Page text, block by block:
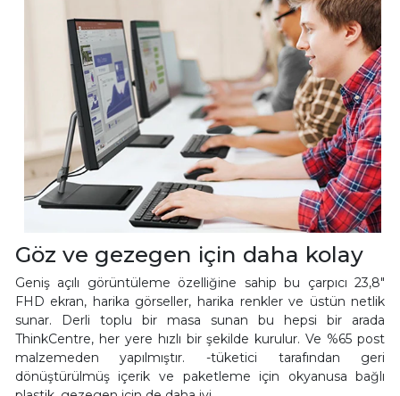
Göz ve gezegen için daha kolay
Geniş açılı görüntüleme özelliğine sahip bu çarpıcı 23,8"
FHD ekran, harika görseller, harika renkler ve üstün netlik
sunar. Derli toplu bir masa sunan bu hepsi bir arada
ThinkCentre, her yere hızlı bir şekilde kurulur. Ve %65 post
malzemeden yapılmıştır. -tüketici tarafından geri
dönüştürülmüş içerik ve paketleme için okyanusa bağlı